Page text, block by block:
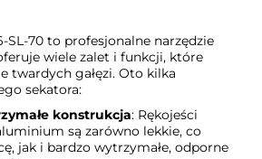
SL-70 to profesjonalne narzędzie
wiele zalet i funkcji, które
twardych gałęzi. Oto kilka
sekatora:
konstrukcja: Rękojeści
są zarówno lekkie, co
jak i bardzo wytrzymałe, odporne